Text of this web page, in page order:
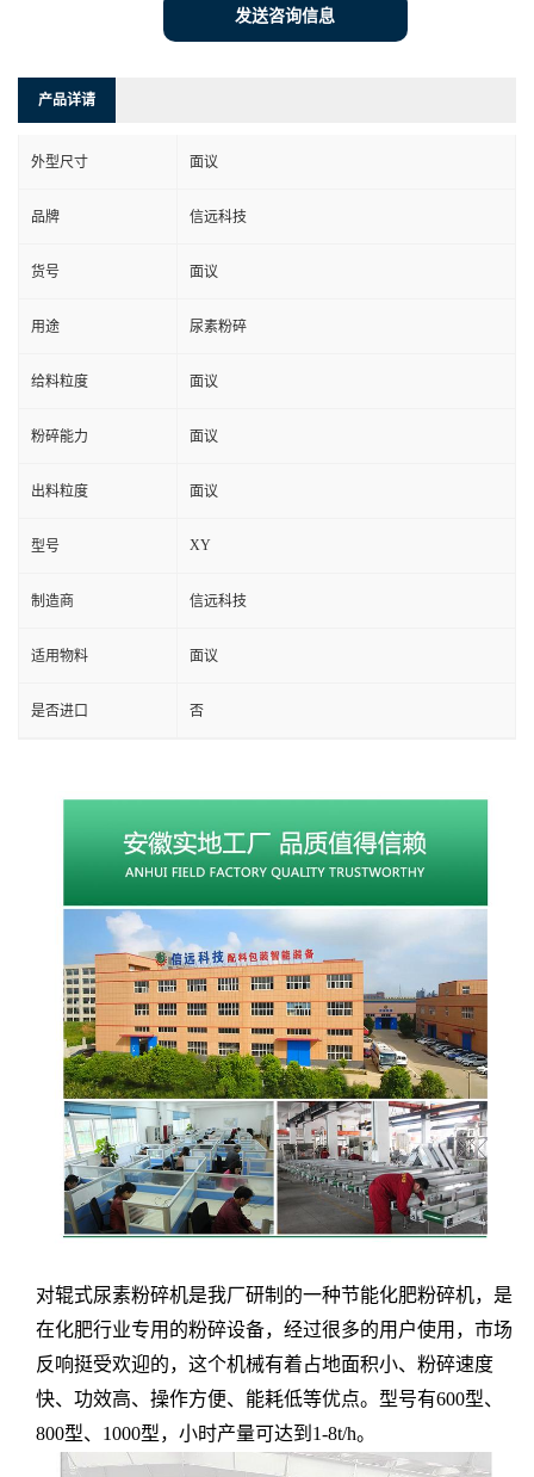
发送咨询信息
产品详请
外型尺寸 面议
品牌 信远科技
货号 面议
用途 尿素粉碎
给料粒度 面议
粉碎能力 面议
出料粒度 面议
型号 XY
制造商 信远科技
适用物料 面议
是否进口 否
对辊式尿素粉碎机是我厂研制的一种节能化肥粉碎机，是
在化肥行业专用的粉碎设备，经过很多的用户使用， 市场
反响挺受欢迎的，这个机械有着占地面积小、粉碎速度
快、功效高、操作方便、能耗低等优点。型号有600型、
800型、 1000型， 小时产量可达到1-8t/h。